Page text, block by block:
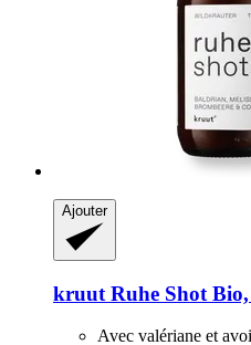
Ajouter
kruut Ruhe Shot
Avec valériane et